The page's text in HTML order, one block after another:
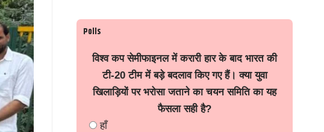
Polls
विश्व कप सेमीफाइनल में करारी हार के बाद भारत की
टी-20 टीम में बड़े बदलाव किए गए हैं। क्या युवा
खिलाड़ियों पर भरोसा जताने का चयन समिति का यह
फैसला सही है?
हाँ